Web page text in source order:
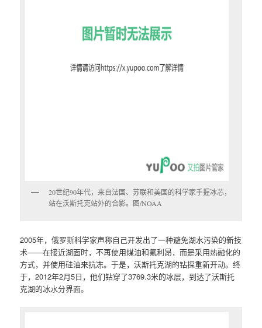
20世纪90年代，来自法国、苏联和美国的科学家手握冰芯，
站在沃斯托克站外的合影。图/NOAA
2005年，俄罗斯科学家声称自己开发出了一种避免湖水污染的新技
术——在接近湖面时，不再使用煤油和氟利昂，而是采用热融化的
方式，并使用硅油来抗冻。于是，沃斯托克湖的钻探重新开动。终
于，2012年2月5日，他们钻穿了3769.3米的冰层，到达了沃斯托
克湖的冰水分界面。